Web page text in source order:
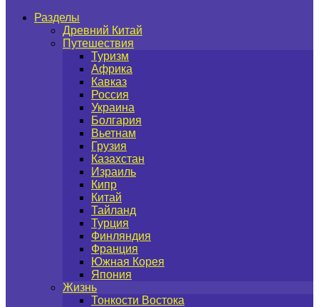
Разделы
Древний Китай
Путешествия
Туризм
Африка
Кавказ
Россия
Украина
Болгария
Вьетнам
Грузия
Казахстан
Израиль
Кипр
Китай
Тайланд
Турция
Финляндия
Франция
Южная Корея
Япония
Жизнь
Тонкости Востока